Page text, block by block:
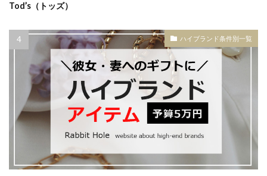
Tod’s（トッズ）
ハイブランド条件別一覧